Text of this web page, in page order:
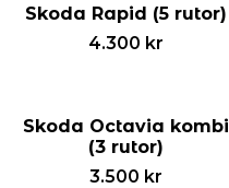
Skoda Rapid (5 rutor)
4.300 kr
Skoda Octavia kombi
(3 rutor)
3.500 kr